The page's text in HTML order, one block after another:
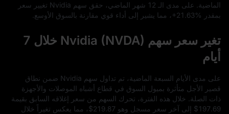
الماضية. على مدى الـ 12
شهر الماضي، حقق سهم Nvidia تغيير سعر
بمقدر
+21.63%، مما يشير إلى أداء قوي مقارنة بالسوق الأوسع.
تغير سعر سهم Nvidia (NVDA) خلال 7
أيام
على مدى الأيام السبعة الماضية، تم تداول سهم Nvidia ضمن نطاق
قصير الأجل متأثرة بميول السوق في قطاع أشباه الموصلات والأجهزة
ذات الصلة. خلال هذه الفترة، تحرك السهم من سعر إغلاقه السابق بقيمة
$197.69 إلى آخر سعر مسجل وهو $219.87، مما يعكس تغيراً خلال